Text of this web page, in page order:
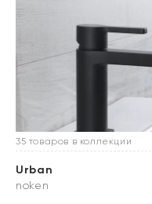
35 товаров в коллекции
Urban
noken